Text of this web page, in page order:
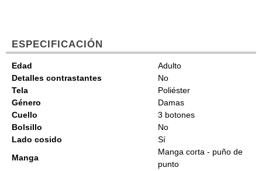
ESPECIFICACIÓN
Edad
Adulto
Detalles contrastantes
No
Tela
Poliéster
Género
Damas
Cuello
3 botones
Bolsillo
No
Lado cosido
Sí
Manga
Manga corta - puño de
punto